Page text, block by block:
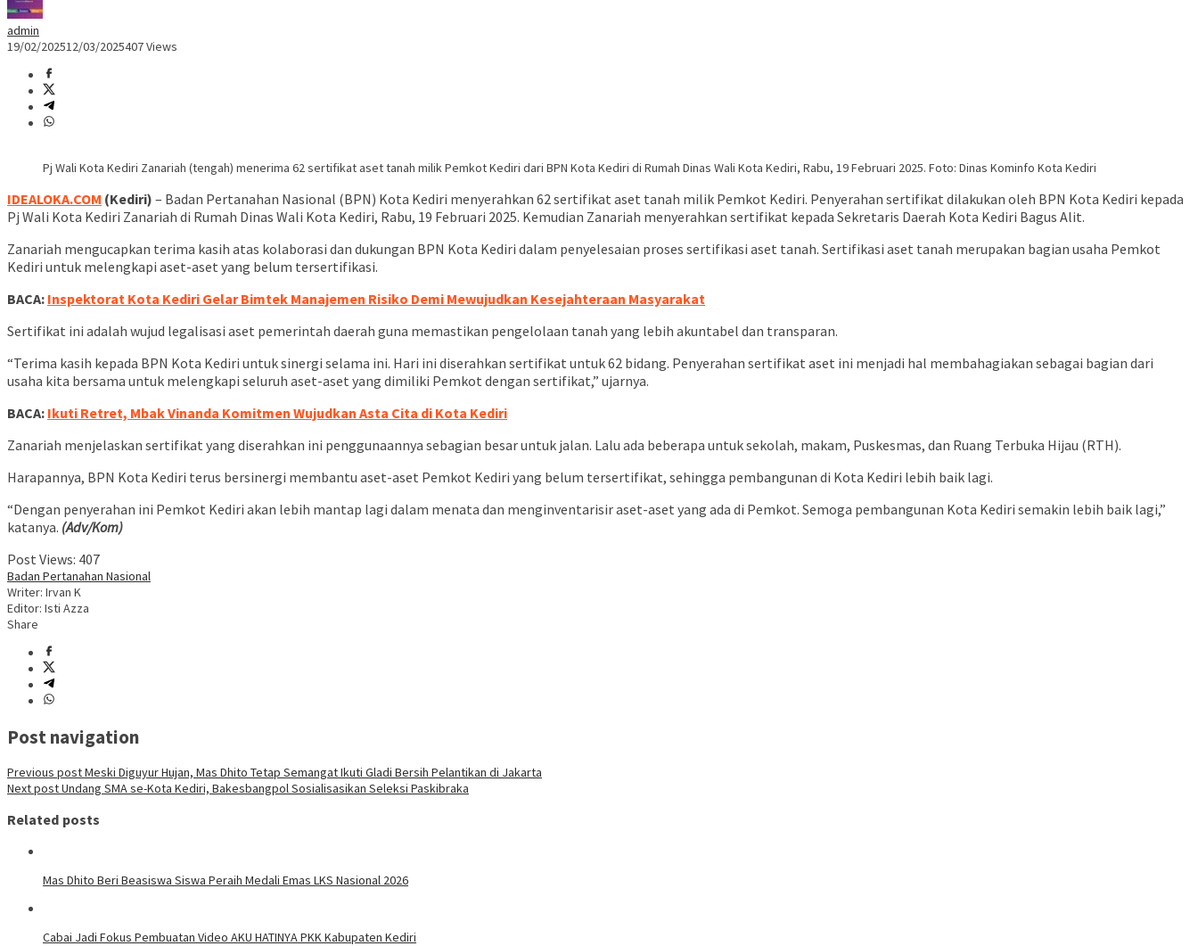
admin
19/02/202512/03/2025407 Views
Pj Wali Kota Kediri Zanariah (tengah) menerima 62 sertifikat aset tanah milik Pemkot Kediri dari BPN Kota Kediri di Rumah Dinas Wali Kota Kediri, Rabu, 19 Februari 2025. Foto: Dinas Kominfo Kota Kediri
IDEALOKA.COM (Kediri) – Badan Pertanahan Nasional (BPN) Kota Kediri menyerahkan 62 sertifikat aset tanah milik Pemkot Kediri. Penyerahan sertifikat dilakukan oleh BPN Kota Kediri kepada
Pj Wali Kota Kediri Zanariah di Rumah Dinas Wali Kota Kediri, Rabu, 19 Februari 2025. Kemudian Zanariah menyerahkan sertifikat kepada Sekretaris Daerah Kota Kediri Bagus Alit.
Zanariah mengucapkan terima kasih atas kolaborasi dan dukungan BPN Kota Kediri dalam penyelesaian proses sertifikasi aset tanah. Sertifikasi aset tanah merupakan bagian usaha Pemkot
Kediri untuk melengkapi aset-aset yang belum tersertifikasi.
BACA: Inspektorat Kota Kediri Gelar Bimtek Manajemen Risiko Demi Mewujudkan Kesejahteraan Masyarakat
Sertifikat ini adalah wujud legalisasi aset pemerintah daerah guna memastikan pengelolaan tanah yang lebih akuntabel dan transparan.
“Terima kasih kepada BPN Kota Kediri untuk sinergi selama ini. Hari ini diserahkan sertifikat untuk 62 bidang. Penyerahan sertifikat aset ini menjadi hal membahagiakan sebagai bagian dari
usaha kita bersama untuk melengkapi seluruh aset-aset yang dimiliki Pemkot dengan sertifikat,” ujarnya.
BACA: Ikuti Retret, Mbak Vinanda Komitmen Wujudkan Asta Cita di Kota Kediri
Zanariah menjelaskan sertifikat yang diserahkan ini penggunaannya sebagian besar untuk jalan. Lalu ada beberapa untuk sekolah, makam, Puskesmas, dan Ruang Terbuka Hijau (RTH).
Harapannya, BPN Kota Kediri terus bersinergi membantu aset-aset Pemkot Kediri yang belum tersertifikat, sehingga pembangunan di Kota Kediri lebih baik lagi.
“Dengan penyerahan ini Pemkot Kediri akan lebih mantap lagi dalam menata dan menginventarisir aset-aset yang ada di Pemkot. Semoga pembangunan Kota Kediri semakin lebih baik lagi,”
katanya. (Adv/Kom)
Post Views: 407
Badan Pertanahan Nasional
Writer: Irvan K
Editor: Isti Azza
Share
Post navigation
Previous postMeski Diguyur Hujan, Mas Dhito Tetap Semangat Ikuti Gladi Bersih Pelantikan di Jakarta
Next postUndang SMA se-Kota Kediri, Bakesbangpol Sosialisasikan Seleksi Paskibraka
Related posts
Mas Dhito Beri Beasiswa Siswa Peraih Medali Emas LKS Nasional 2026
Cabai Jadi Fokus Pembuatan Video AKU HATINYA PKK Kabupaten Kediri